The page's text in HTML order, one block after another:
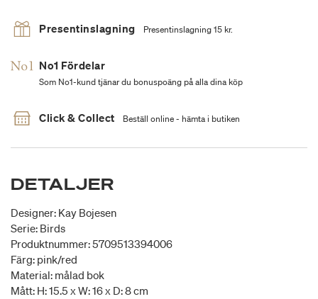
Presentinslagning Presentinslagning 15 kr.
No1 Fördelar
Som No1-kund tjänar du bonuspoäng på alla dina köp
Click & Collect Beställ online - hämta i butiken
DETALJER
Designer: Kay Bojesen
Serie: Birds
Produktnummer: 5709513394006
Färg: pink/red
Material: målad bok
Mått: H: 15.5 x W: 16 x D: 8 cm